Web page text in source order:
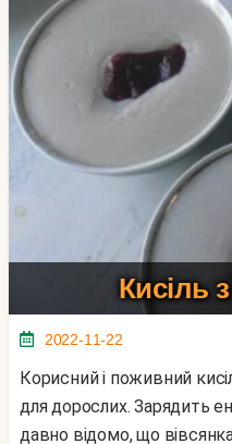
Кисіль
2022-11-22
Корисний і поживний кисіль з геркулесу і для діток, і
для дорослих. Зарядить
давно відомо, що